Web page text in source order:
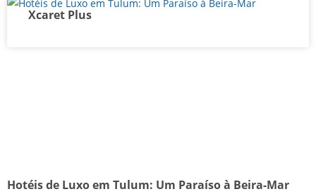
Xcaret Plus
Hotéis de Luxo em Tulum: Um Paraíso à Beira-Mar